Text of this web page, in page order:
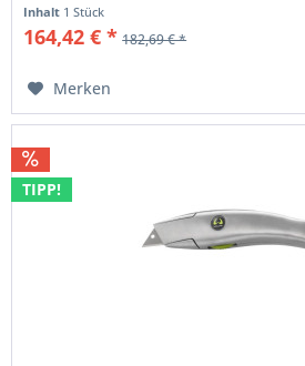
Inhalt 1 Stück
164,42 € * 182,69 € *
Merken
TIPP!